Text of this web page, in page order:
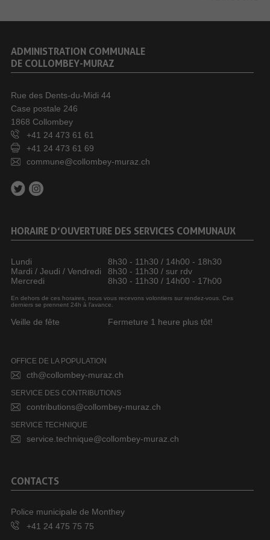
ADMINISTRATION COMMUNALE
DE COLLOMBEY-MURAZ
Rue des Dents-du-Midi 44
Case postale 246
1868 Collombey
+41 24 473 61 61
+41 24 473 61 69
commune@collombey-muraz.ch
HORAIRE D’OUVERTURE DES SERVICES COMMUNAUX
Lundi
8h30 - 11h30 / 14h00 - 18h30
Mardi / Jeudi / Vendredi
8h30 - 11h30 / sur rdv
Mercredi
8h30 - 11h30 / 14h00 - 17h00
En dehors de ces horaires, nous vous recevons volontiers sur rendez-vous. Ces
derniers se prennent 24h à l’avance.
Veille de fête Fermeture 1 heure plus tôt!
OFFICE DE LA POPULATION
cth@collombey-muraz.ch
SERVICE DES CONTRIBUTIONS
contributions@collombey-muraz.ch
SERVICE TECHNIQUE
service.technique@collombey-muraz.ch
CONTACTS
Police municipale de Monthey
+41 24 475 75 75